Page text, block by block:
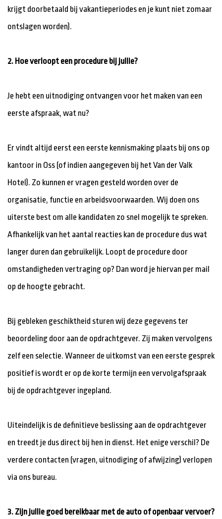
krijgt doorbetaald bij vakantieperiodes en je kunt niet zomaar
ontslagen worden).
2. Hoe verloopt een procedure bij jullie?
Je hebt een uitnodiging ontvangen voor het maken van een
eerste afspraak, wat nu?
Er vindt altijd eerst een eerste kennismaking plaats bij ons op
kantoor in Oss (of indien aangegeven bij het Van der Valk
Hotel). Zo kunnen er vragen gesteld worden over de
organisatie, functie en arbeidsvoorwaarden. Wij doen ons
uiterste best om alle kandidaten zo snel mogelijk te spreken.
Afhankelijk van het aantal reacties kan de procedure dus wat
langer duren dan gebruikelijk. Loopt de procedure door
omstandigheden vertraging op? Dan word je hiervan per mail
op de hoogte gebracht.
Bij gebleken geschiktheid sturen wij deze gegevens ter
beoordeling door aan de opdrachtgever. Zij maken vervolgens
zelf een selectie. Wanneer de uitkomst van een eerste gesprek
positief is wordt er op de korte termijn een vervolgafspraak
bij de opdrachtgever ingepland.
Uiteindelijk is de definitieve beslissing aan de opdrachtgever
en treedt je dus direct bij hen in dienst. Het enige verschil? De
verdere contacten (vragen, uitnodiging of afwijzing) verlopen
via ons bureau.
3. Zijn jullie goed bereikbaar met de auto of openbaar vervoer?